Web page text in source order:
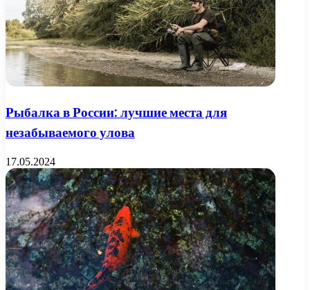
Рыбалка в России: лучшие места для
незабываемого улова
17.05.2024